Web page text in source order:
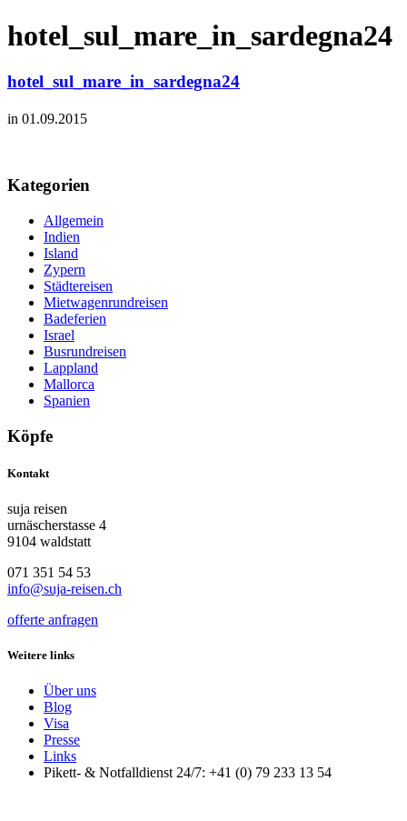
hotel_sul_mare_in_sardegna24
hotel_sul_mare_in_sardegna24
in 01.09.2015
Kategorien
Allgemein
Indien
Island
Zypern
Städtereisen
Mietwagenrundreisen
Badeferien
Israel
Busrundreisen
Lappland
Mallorca
Spanien
Köpfe
Kontakt
suja reisen
urnäscherstasse 4
9104 waldstatt
071 351 54 53
info@suja-reisen.ch
offerte anfragen
Weitere links
Über uns
Blog
Visa
Presse
Links
Pikett- & Notfalldienst 24/7: +41 (0) 79 233 13 54